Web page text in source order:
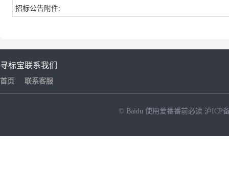
招标公告附件:
寻标宝
首页
联系我们
联系客服
© Baidu 使用爱番番前必读 沪ICP